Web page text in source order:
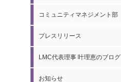
コミュニティマネジメント部
プレスリリース
LMC代表理事 叶理恵のブログ
お知らせ